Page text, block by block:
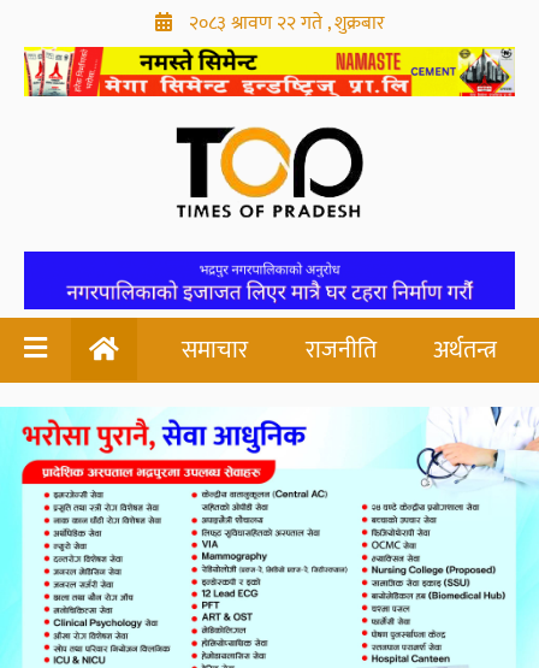
२०८३ श्रावण २२ गते , शुक्रबार
समाचार राजनीति अर्थतन्त्र